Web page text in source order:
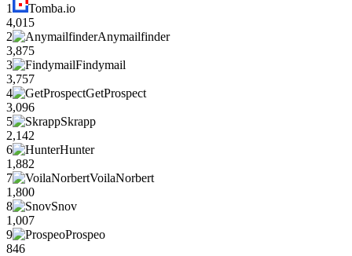
1
Tomba.io
4,015
2
Anymailfinder
3,875
3
Findymail
3,757
4
GetProspect
3,096
5
Skrapp
2,142
6
Hunter
1,882
7
VoilaNorbert
1,800
8
Snov
1,007
9
Prospeo
846